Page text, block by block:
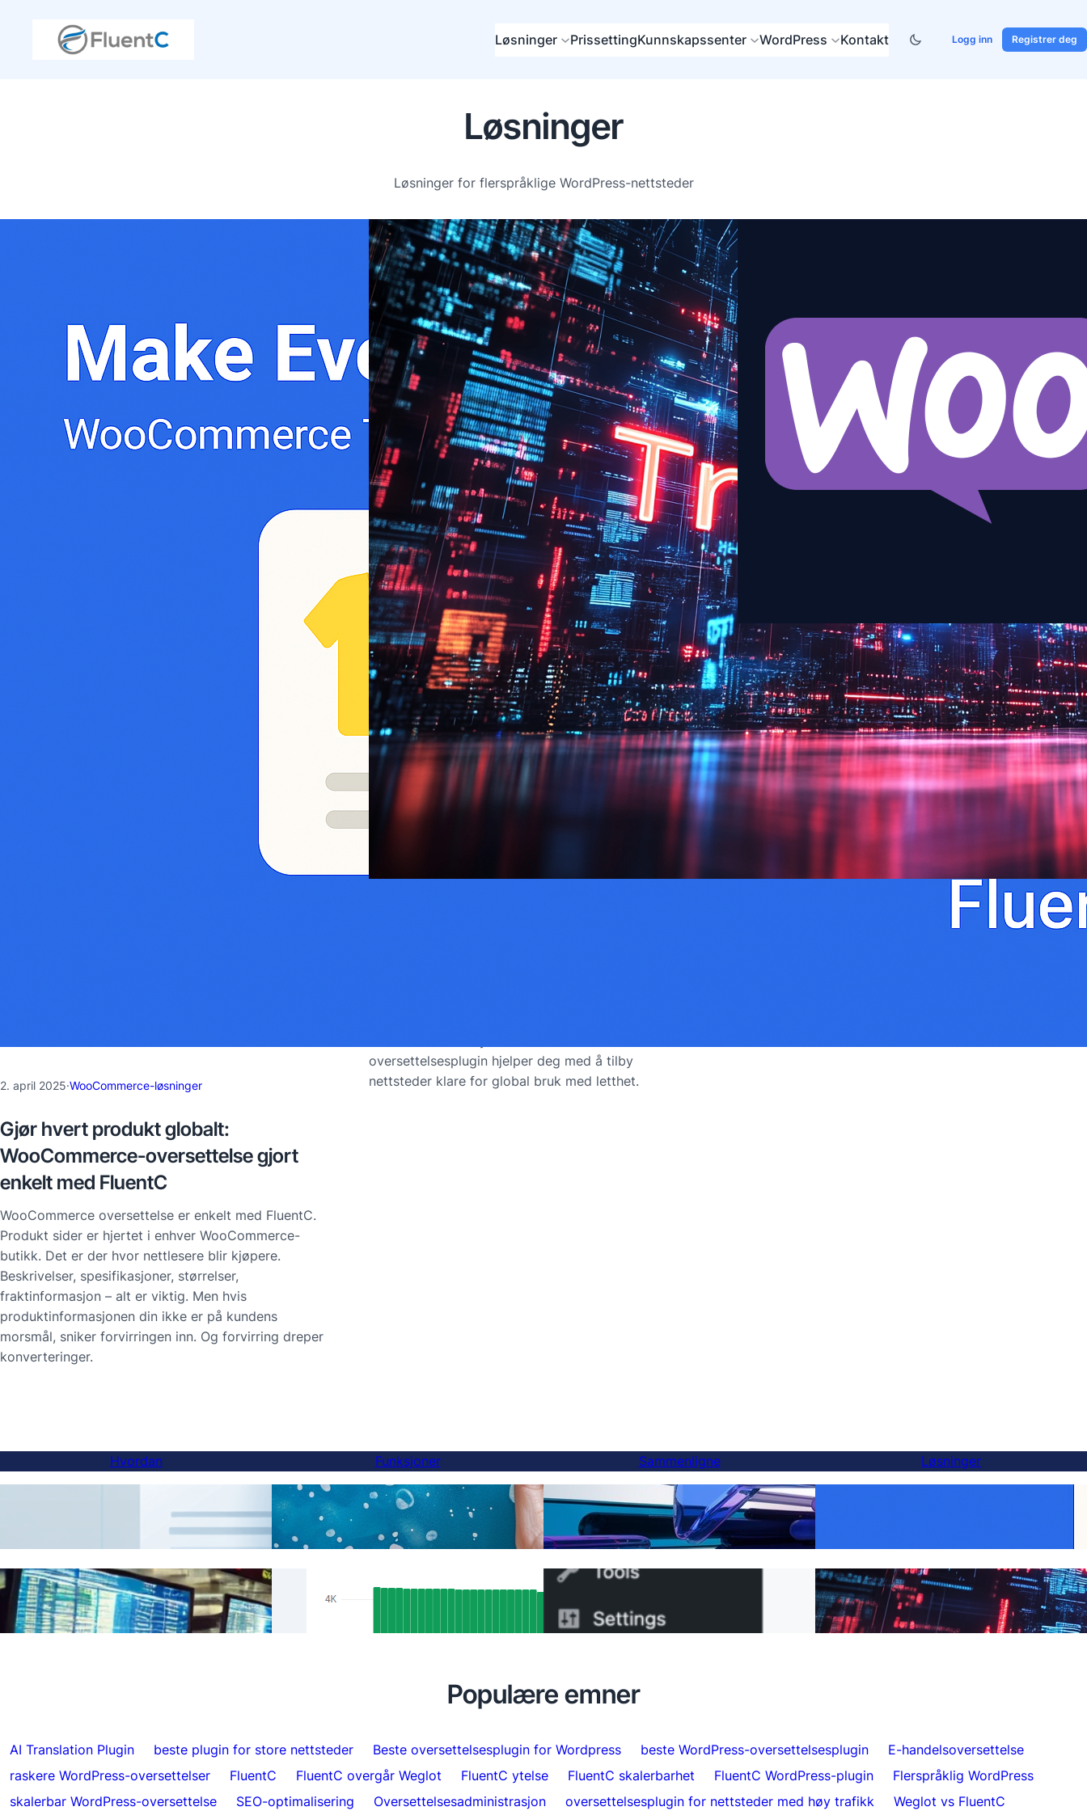
Løsninger PrissettingKunnskapssenter WordPress Kontakt Logg inn Registrer deg
Løsninger
Løsninger for flerspråklige WordPress-nettsteder
2. april 2025·WooCommerce-løsninger
Gjør hvert produkt globalt:
WooCommerce-oversettelse gjort
enkelt med FluentC
WooCommerce oversettelse er enkelt med FluentC.
Produkt sider er hjertet i enhver WooCommerce-
butikk. Det er der hvor nettlesere blir kjøpere.
Beskrivelser, spesifikasjoner, størrelser,
fraktinformasjon – alt er viktig. Men hvis
produktinformasjonen din ikke er på kundens
morsmål, sniker forvirringen inn. Og forvirring dreper
konverteringer.
oversettelsesplugin hjelper deg med å tilby
nettsteder klare for global bruk med letthet.
4. mars 2025·WooCommerce-løsninger
Hvorfor e-handelssider trenger
flerspråklig SEO
I dagens globale marked står e-handelsbedrifter
overfor enestående muligheter til å nå kunder over
hele verden. Men denne globale rekkevidden
kommer med sitt eget sett av utfordringer—særlig
når det gjelder synlighet i internasjonale markeder.
Dette er stedet der flerspråklig SEO blir ikke bare
fordelaktig, men essensielt for e-handlessuksess.
Hvordan
Hvordan legge til en språkvelger på
Hopp over oversettelser for spesifikt
innhold med FluentC
Funksjoner
AI-oversettelser
Ekte SEO-resultater: Hvordan FluentC’s
Sammenligne
Endelig, et bedre Weglot-alternativ — og
du kan bytte på 5 minutter
minutter
Løsninger
Uanstrengt nettsideoversettelse for kunder
Populære emner
AI Translation Plugin beste plugin for store nettsteder Beste oversettelsesplugin for Wordpress beste WordPress-oversettelsesplugin
E-handelsoversettelse
raskere WordPress-oversettelser
FluentC FluentC overgår Weglot FluentC ytelse FluentC skalerbarhet FluentC WordPress-plugin
Flerspråklig WordPress
skalerbar WordPress-oversettelse
SEO-optimalisering Oversettelsesadministrasjon oversettelsesplugin for nettsteder med høy trafikk Weglot vs FluentC